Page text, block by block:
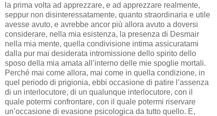
la prima volta ad apprezzare, e ad apprezzare realmente,
seppur non disinteressatamente, quanto straordinaria e utile
avesse avuto, e avrebbe ancor più allora avuto a doversi
considerare, nella mia esistenza, la presenza di Desmair
nella mia mente, quella condivisione intima assicuratami
dalla pur mai desiderata intromissione dello spirito dello
sposo della mia amata all’interno delle mie spoglie mortali.
Perché mai come allora, mai come in quella condizione, in
quel periodo di prigionia, ebbi occasione di patire l’assenza
di un interlocutore, di un qualunque interlocutore, con il
quale potermi confrontare, con il quale potermi riservare
un’occasione di evasione psicologica da tutto quello. E,